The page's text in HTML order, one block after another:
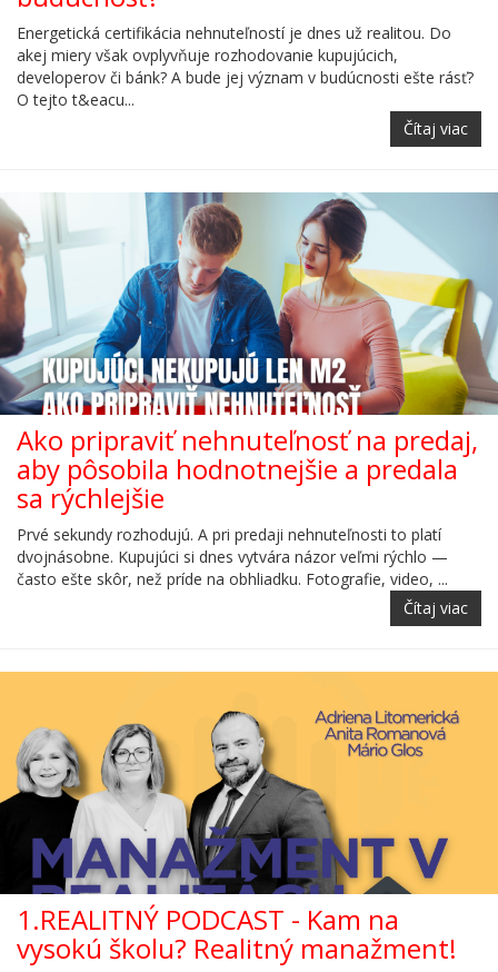
Energetická certifikácia nehnuteľností je dnes už realitou. Do
akej miery však ovplyvňuje rozhodovanie kupujúcich,
developerov či bánk? A bude jej význam v budúcnosti ešte rásť?
O tejto t&eacu...
Čítaj viac
Ako pripraviť nehnuteľnosť na predaj,
aby pôsobila hodnotnejšie a predala
sa rýchlejšie
Prvé sekundy rozhodujú. A pri predaji nehnuteľnosti to platí
dvojnásobne. Kupujúci si dnes vytvára názor veľmi rýchlo —
často ešte skôr, než príde na obhliadku. Fotografie, video, ...
Čítaj viac
1.REALITNÝ PODCAST - Kam na
vysokú školu? Realitný manažment!